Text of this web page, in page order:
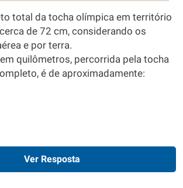
total da tocha olímpica em território
de 72 cm, considerando os
e por terra.
quilômetros, percorrida pela tocha
é de aproximadamente:
Ver Resposta